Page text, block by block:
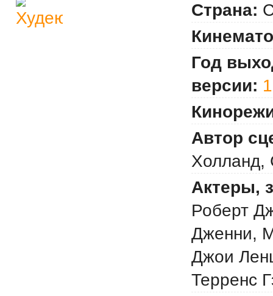
Страна:
Год
версии:
Автор
Холланд,
Актеры,
Роберт
Дженни,
Джои
Терренс